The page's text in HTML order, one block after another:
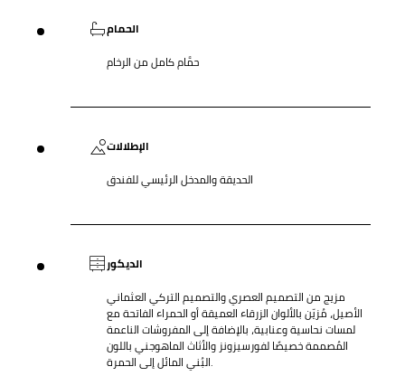
الحمام
حمَّام كامل من الرخام
الإطلالات
الحديقة والمدخل الرئيسي للفندق
الديكور
مزيج من التصميم العصري والتصميم التركي العثماني
الأصيل، مُزيّن بالألوان الزرقاء العميقة أو الحمراء الفاتحة مع
لمسات نحاسية وعنابية، بالإضافة إلى المفروشات الناعمة
المُصممة خصيصًا لفورسيزونز والأثاث الماهوجني باللون
البُني المائل إلى الحمرة.